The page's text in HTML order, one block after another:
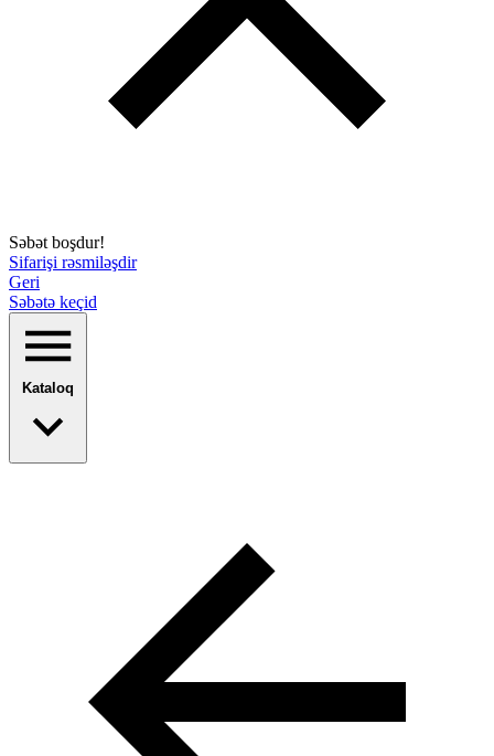
Səbət boşdur!
Sifarişi rəsmiləşdir
Geri
Səbətə keçid
Kataloq